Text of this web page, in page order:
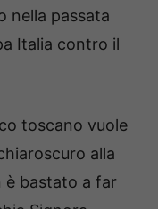
nella passata
Italia contro il
toscano vuole
alla
è bastato a far